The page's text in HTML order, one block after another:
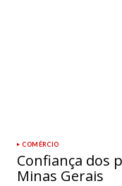
COMÉRCIO
Confiança dos
Minas Gerais